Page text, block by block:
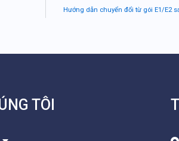
Hướng dẫn chuyển đổi từ gói E1/E2
TÔI